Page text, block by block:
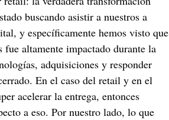
buscando asistir a nuestros a
y específicamente hemos visto que
altamente impactado durante la
adquisiciones y responder
En el caso del retail y en el
acelerar la entrega, entonces
a eso. Por nuestro lado, lo que